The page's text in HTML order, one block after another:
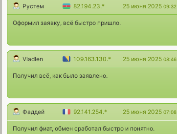
Рустем 82.194.23.* 25 июня 2025 09:32
Оформил заявку, всё быстро пришло.
Vladlen 109.163.130.* 25 июня 2025 08:46
Получил всё, как было заявлено.
Фаддей 92.141.254.* 25 июня 2025 07:08
Получил фиат, обмен сработал быстро и понятно.